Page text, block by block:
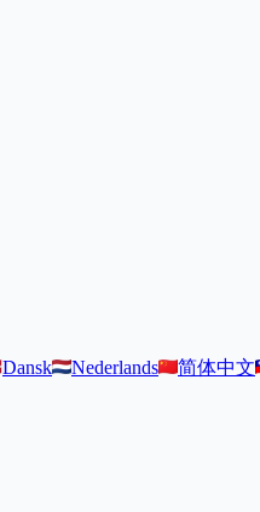
Dansk Nederlands 简体中文